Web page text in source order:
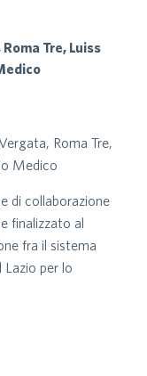
Tre, Luiss
Roma Tre,
Medico
di collaborazione
finalizzato al
fra il sistema
per lo